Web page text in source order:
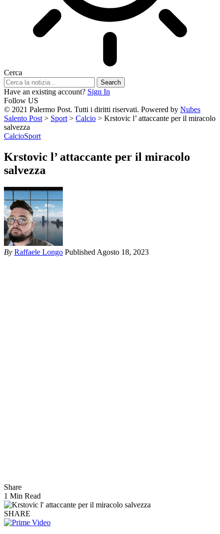
Cerca
Have an existing account? Sign In
Follow US
© 2021 Palermo Post. Tutti i diritti riservati. Powered by Nubes
Salento Post > Sport > Calcio > Krstovic l’ attaccante per il miracolo
salvezza
CalcioSport
Krstovic l’ attaccante per il miracolo
salvezza
By Raffaele Longo Published Agosto 18, 2023
Share
1 Min Read
SHARE